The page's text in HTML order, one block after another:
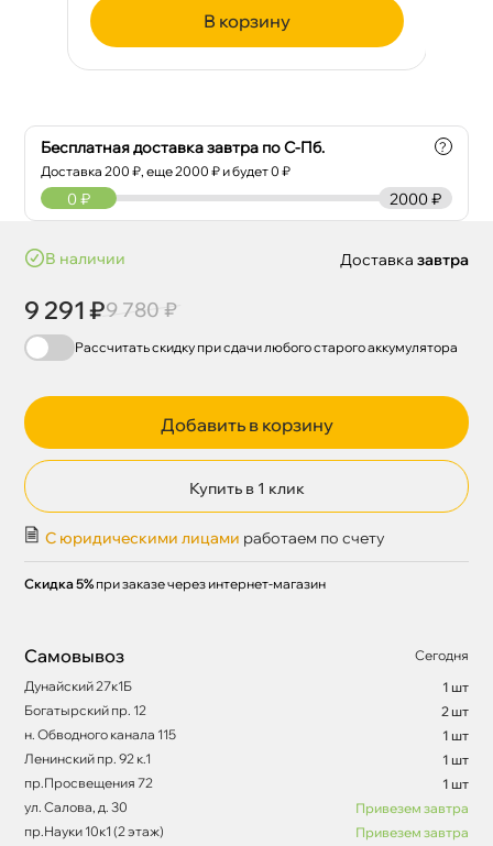
корзину
Бесплатная доставка завтра по С-Пб.
Доставка200 ₽, еще2000 ₽ и будет 0 ₽
?
2000 ₽
0 ₽
наличии
9 291 ₽9 780 ₽
Рассчитать скидку при сдачилюбогостарого аккумулятора
Доставка завтра
Добавить в корзину
Купить в 1 клик
С юридическими лицами работаем по счету
Скидка 5% при заказе через интернет-магазин
Самовывоз
Сегодня
Дунайский 27к1Б
1 шт
Богатырский пр. 12
2 шт
н. Обводного канала 115
1 шт
Ленинский пр. 92 к.1
1 шт
пр.Просвещения 72
1 шт
ул. Салова, д. 30
Привезем завтра
пр.Науки 10к1 (2 этаж)
Привезем завтра